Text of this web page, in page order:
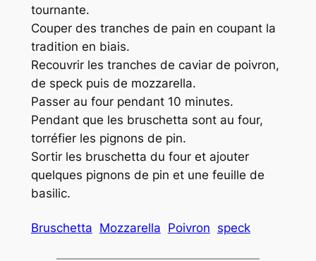
tournante.
Couper des tranches de pain en coupant la
tradition en biais.
Recouvrir les tranches de caviar de poivron,
de speck puis de mozzarella.
Passer au four pendant 10 minutes.
Pendant que les bruschetta sont au four,
torréfier les pignons de pin.
Sortir les bruschetta du four et ajouter
quelques pignons de pin et une feuille de
basilic.
Bruschetta Mozzarella Poivron speck